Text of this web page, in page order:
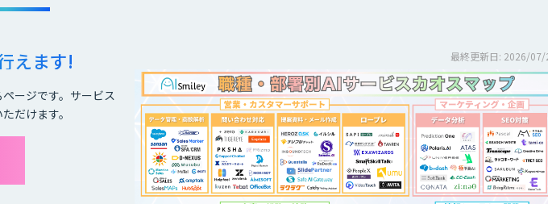
えます!
ージです。サービス
だけます。
最終更新日: 2026/07/